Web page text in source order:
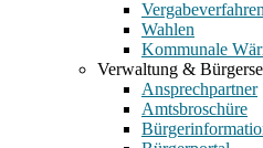
Wahlen
Kommunale
Verwaltung &
Ansprechpartner
Amtsbroschüre